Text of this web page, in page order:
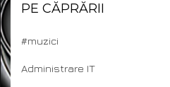
PE CĂPRĂRII
#muzici
Administrare IT